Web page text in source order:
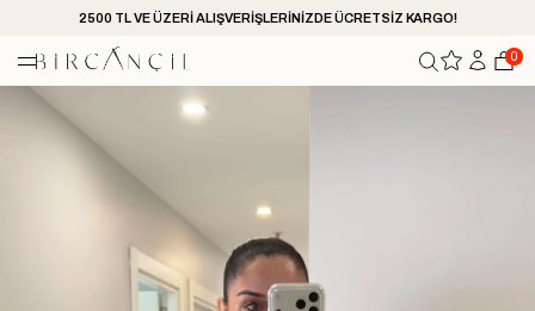
2500 TL VE ÜZERİ ALIŞVERİŞLERİNİZDE ÜCRETSİZ KARGO!
0